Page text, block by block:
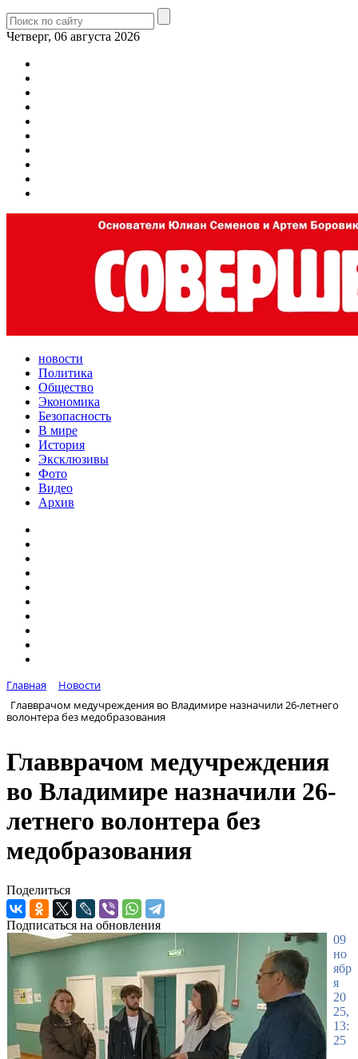
Четверг, 06 августа 2026
новости
Политика
Общество
Экономика
Безопасность
В мире
История
Эксклюзивы
Фото
Видео
Архив
Главная
Новости
Главврачом медучреждения во Владимире назначили 26-летнего
волонтера без медобразования
Главврачом медучреждения
во Владимире назначили 26-
летнего волонтера без
медобразования
Поделиться
Подписаться на обновления
09
но
ябр
я
20
25,
13:
25